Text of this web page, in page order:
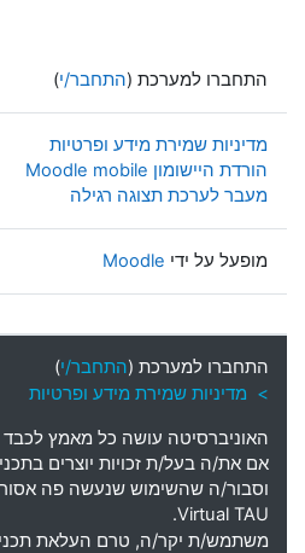
התחברו למערכת (התחבר/י)
מדיניות שמירת מידע ופרטיות
הורדת היישומון Moodle mobile
מעבר לערכת תצוגה רגילה
מופעל על ידי Moodle
התחברו למערכת (התחבר/י)
> מדיניות שמירת מידע ופרטיות
האוניברסיטה עושה כל מאמץ לכבד
אם את/ה בעל/ת זכויות יוצרים
וסבור/ה שהשימוש שנעשה פה אסור
Virtual TAU.
משתמש/ת יקר/ה, טרם העלאת